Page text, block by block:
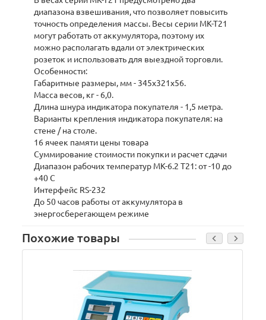
диапазона взвешивания, что позволяет повысить
точность определения массы. Весы серии МК-Т21
могут работать от аккумулятора, поэтому их
можно располагать вдали от электрических
розеток и использовать для выездной торговли.
Особенности:
Габаритные размеры, мм - 345х321х56.
Масса весов, кг - 6,0.
Длина шнура индикатора покупателя - 1,5 метра.
Варианты крепления индикатора покупателя: на
стене / на столе.
16 ячеек памяти цены товара
Суммирование стоимости покупки и расчет сдачи
Диапазон рабочих температур МК-6.2 Т21: от -10 до
+40 С
Интерфейс RS-232
До 50 часов работы от аккумулятора в
энергосберегающем режиме
Похожие товары